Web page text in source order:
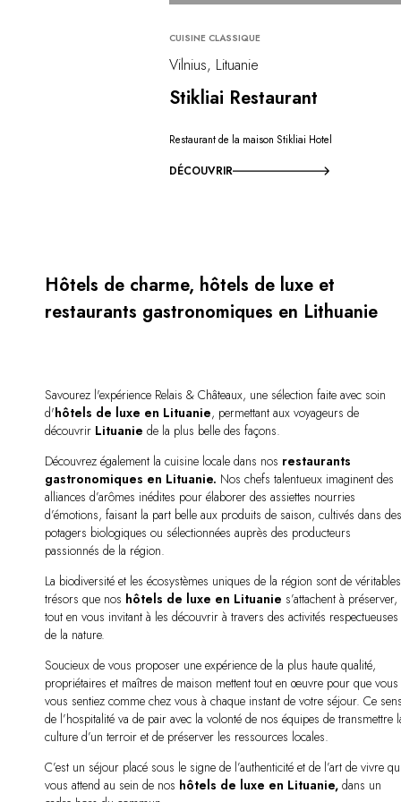
CUISINE CLASSIQUE
Vilnius, Lituanie
Stikliai Restaurant
Restaurant de la maison Stikliai Hotel
DÉCOUVRIR
Hôtels de charme, hôtels de luxe et
restaurants gastronomiques en Lithuanie
Savourez l'expérience Relais & Châteaux, une sélection faite avec soin
d'hôtels de luxe en Lituanie, permettant aux voyageurs de
découvrir Lituaniede la plus belle des façons.
Découvrez également la cuisine locale dans nos restaurants
gastronomiques en Lituanie. Nos chefs talentueux imaginent des
alliances d’arômes inédites pour élaborer des assiettes nourries
d’émotions, faisant la part belle aux produits de saison, cultivés dans
potagers biologiques ou sélectionnées auprès des producteurs
passionnés de la région.
La biodiversité et les écosystèmes uniques de la région sont de véritables
trésors que nos hôtels de luxe en Lituanie s’attachent à préserver,
tout en vous invitant à les découvrir à travers des activités respectueuses
de la nature.
Soucieux de vous proposer une expérience de la plus haute qualité,
propriétaires et maîtres de maison mettent tout en œuvre pour que vous
vous sentiez comme chez vous à chaque instant de votre séjour. Ce
de l’hospitalité va de pair avec la volonté de nos équipes de transmettre
culture d’un terroir et de préserver les ressources locales.
C’est un séjour placé sous le signe de l’authenticité et de l’art de vivre
vous attend au sein de nos hôtels de luxe en Lituanie,dans un